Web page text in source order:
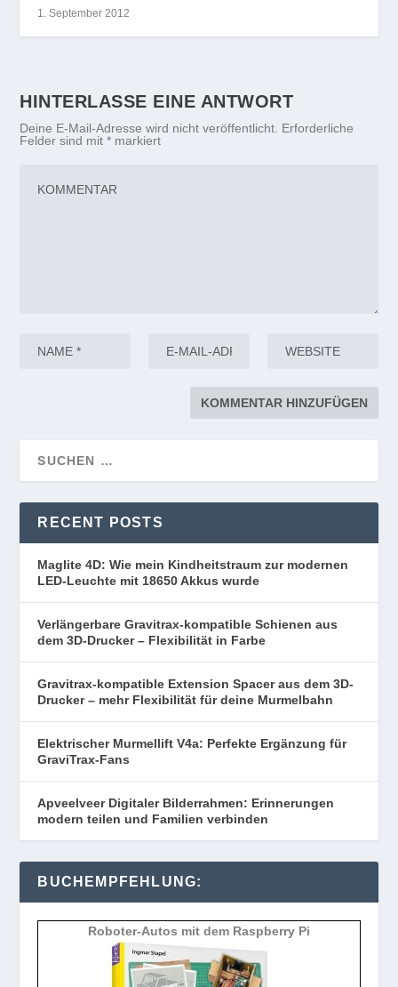
1. September 2012
HINTERLASSE EINE ANTWORT
Deine E-Mail-Adresse wird nicht veröffentlicht. Erforderliche
Felder sind mit* markiert
RECENT POSTS
Maglite 4D: Wie mein Kindheitstraum zur modernen
LED-Leuchte mit 18650 Akkus wurde
Verlängerbare Gravitrax-kompatible Schienen aus
dem 3D-Drucker – Flexibilität in Farbe
Gravitrax-kompatible Extension Spacer aus dem 3D-
Drucker – mehr Flexibilität für deine Murmelbahn
Elektrischer Murmellift V4a: Perfekte Ergänzung für
GraviTrax-Fans
Apveelveer Digitaler Bilderrahmen: Erinnerungen
modern teilen und Familien verbinden
BUCHEMPFEHLUNG:
Roboter-Autos mit dem Raspberry Pi